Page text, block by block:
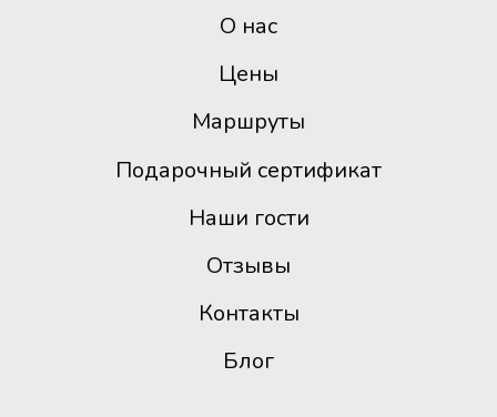
О нас
Цены
Маршруты
Подарочный сертификат
Наши гости
Отзывы
Контакты
Блог